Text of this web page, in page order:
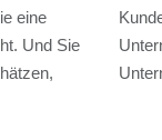
eine
Und Sie